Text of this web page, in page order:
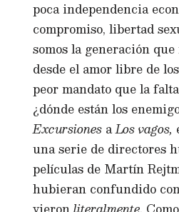
poca independencia
compromiso, libertad
somos la generación
desde el amor libre de
peor mandato que la
¿dónde están los
Excursiones aLos vagos,
una serie de directores
películas de Martín
hubieran confundido